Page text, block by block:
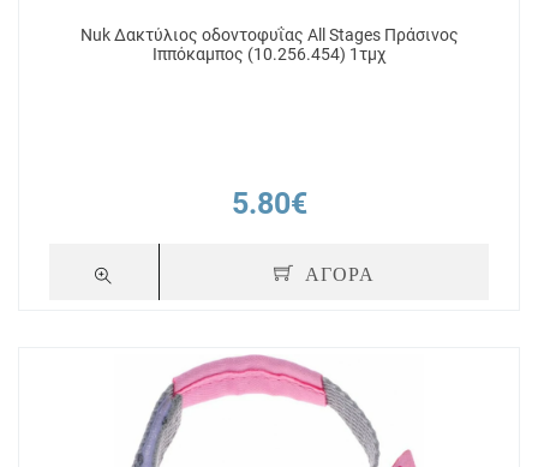
Nuk Δακτύλιος οδοντοφυΐας All Stages Πράσινος
Ιππόκαμπος (10.256.454) 1τμχ
5.80€
ΑΓΟΡΑ